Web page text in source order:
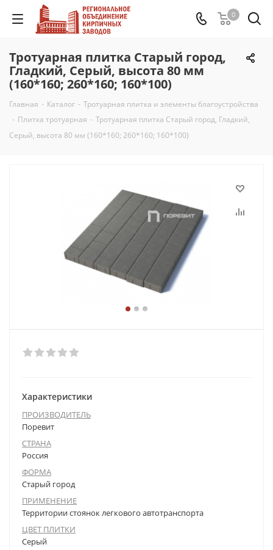
0
Тротуарная плитка Старый город,
Гладкий, Серый, высота 80 мм
(160*160; 260*160; 160*100)
Главная - Каталог - Тротуарная плитка и элементы благоустройства
- Плитка тротуарная - Тротуарная плитка Старый город, Гладкий,
Серый, высота 80 мм (160*160; 260*160; 160*100)
Характеристики
ПРОИЗВОДИТЕЛЬ
Поревит
СТРАНА
Россия
ФОРМА
Старый город
ПРИМЕНЕНИЕ
Территории стоянок легкового автотранспорта
ЦВЕТ ПЛИТКИ
Серый